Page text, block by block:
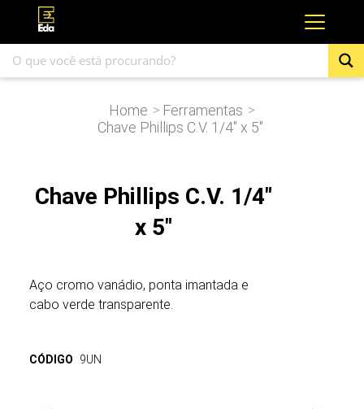
Home > Ferramentas >
Chave Phillips C.V. 1/4″ x 5″
Chave Phillips C.V. 1/4″
x 5″
Aço cromo vanádio, ponta imantada e
cabo verde transparente.
CÓDIGO 9UN